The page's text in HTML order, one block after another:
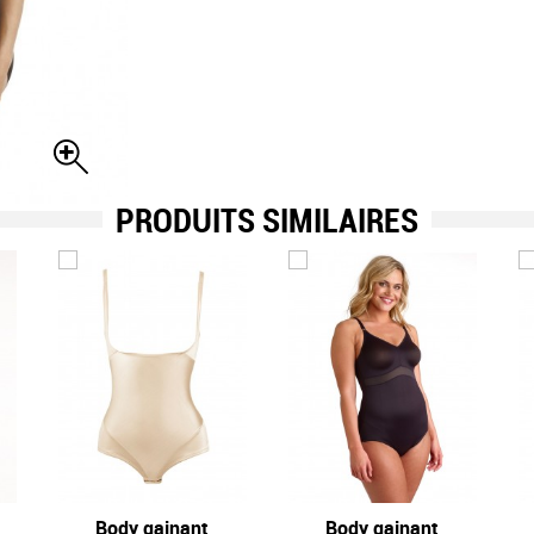
PRODUITS SIMILAIRES
Body gainant
Body gainant